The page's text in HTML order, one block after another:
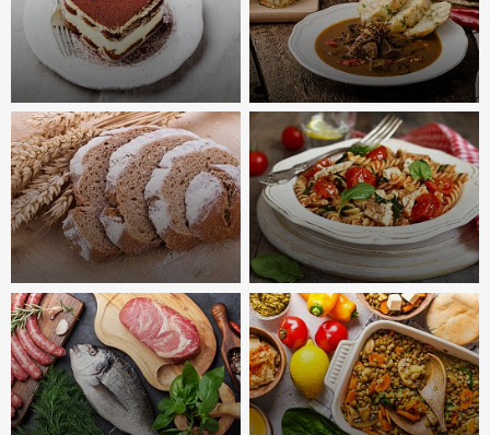
Saláty
Zeleninové
Těstovinové
Zálivky & dressingy
Více
chuťovky &
svačiny
Chlebíčky
Jednohubky
Sendviče
Sushi
Více
Dezerty
Bábovky
Dorty
Muffiny
Štrůdly
Více
Omáčky & guláše
Svíčková
Sýrová
Boloňská
Guláš
Více
Přílohy, pečivo a
luštěniny
Těstoviny & rizota